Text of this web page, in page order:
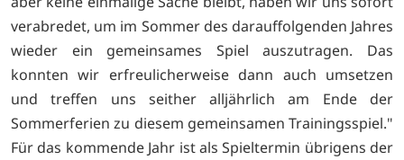
verabredet, um im Sommer des darauffolgenden Jahres
wieder ein gemeinsames Spiel auszutragen. Das
konnten wir erfreulicherweise dann auch umsetzen
und treffen uns seither alljährlich am Ende der
Sommerferien zu diesem gemeinsamen Trainingsspiel."
Für das kommende Jahr ist als Spieltermin übrigens der